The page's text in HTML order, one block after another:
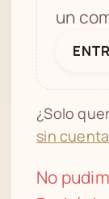
un
¿Solo
sin cuenta
No